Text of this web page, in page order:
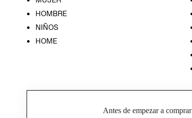
HOMBRE
NIÑOS
HOME
Antes de empezar a comprar